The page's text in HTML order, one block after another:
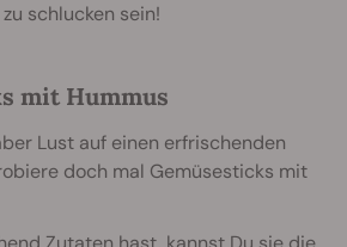
schlucken sein!
mit Hummus
Lust auf einen erfrischenden
doch mal Gemüsesticks mit